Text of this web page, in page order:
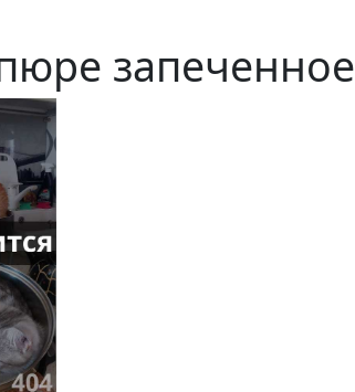
запеченное